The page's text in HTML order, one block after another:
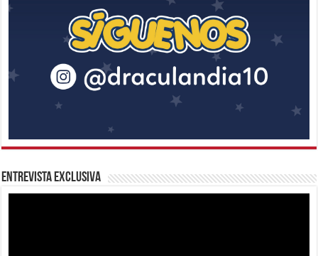
Entrevista Exclusiva